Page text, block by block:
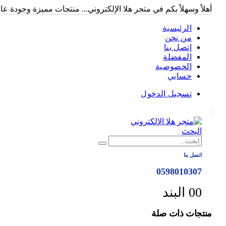
أهلاً وسهلاً بكم في متجر هلا الإلكتروني... منتجات مميزة وجودة
الرئيسية
من نحن
إتصل بنا
المفضلة
الخصوصية
حسابي
تسجيل الدخول
البحث
اتصل بنا
0598010307
00 البند
منتجات ذات صلة